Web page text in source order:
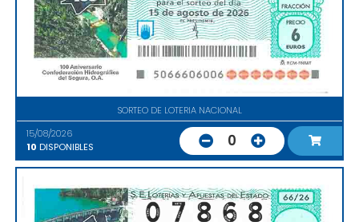
SORTEO DE LOTERIA NACIONAL
15/08/2026
10 DISPONIBLES 0